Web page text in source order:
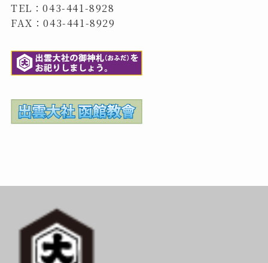
TEL：043-441-8928
FAX：043-441-8929